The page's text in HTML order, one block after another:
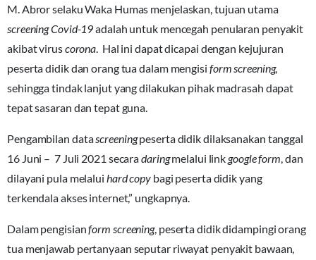
M. Abror selaku Waka Humas menjelaskan, tujuan utama
screening Covid-19adalah untuk mencegah penularan penyakit
akibat viruscorona . Hal ini dapat dicapai dengan kejujuran
peserta didik dan orang tua dalam mengisi form screening,
sehingga tindak lanjut yang dilakukan pihak madrasah dapat
tepat sasaran dan tepat guna.
Pengambilan datascreeningpeserta didik dilaksanakan tanggal
16 Juni – 7 Juli 2021 secaradaringmelalui linkgoogle form , dan
dilayani pula melalui hard copybagi peserta didik yang
terkendala akses internet,” ungkapnya.
Dalam pengisianform screening, peserta didik didampingi orang
tua menjawab pertanyaan seputar riwayat penyakit bawaan,